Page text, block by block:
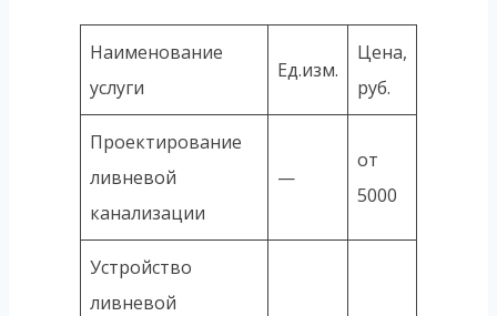
Наименование
услуги
Ед.изм.
Цена,
руб.
Проектирование
ливневой
канализации
—
от
5000
Устройство
ливневой